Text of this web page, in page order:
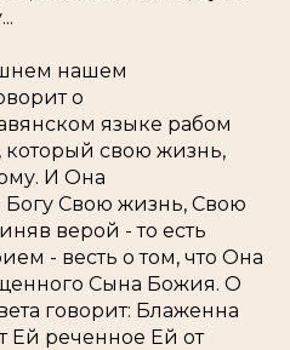
нашем
о
языке рабом
который свою жизнь,
И Она
Богу Свою жизнь, Свою
верой - то есть
- весть о том, что Она
Сына Божия. О
говорит: Блаженна
Ей реченное Ей от